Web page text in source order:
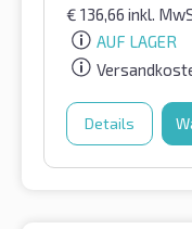
€ 136,66 inkl.
AUF LAGER
Details